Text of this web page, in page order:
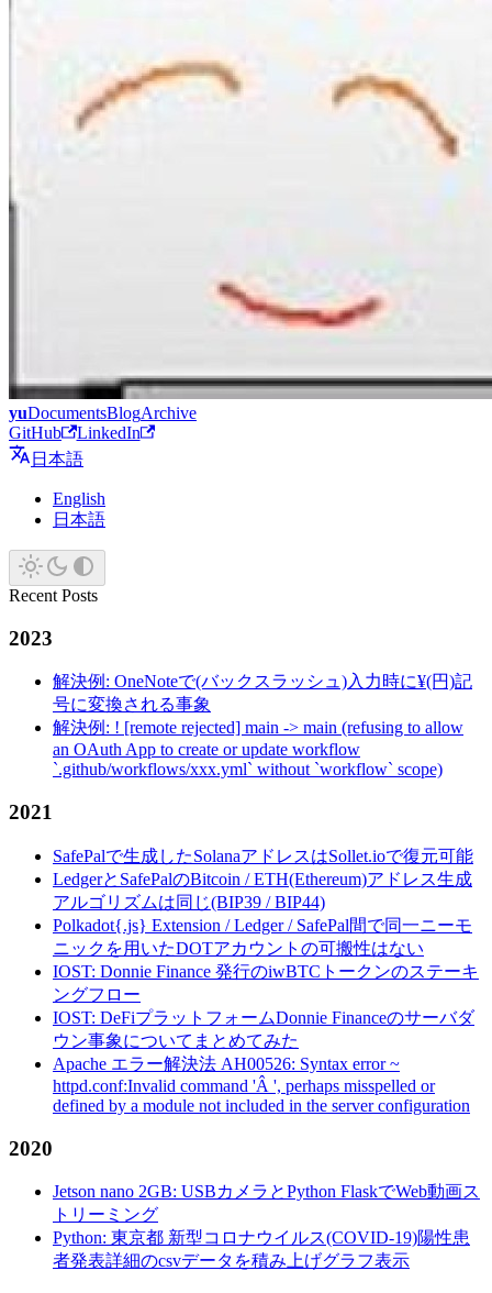
yuDocumentsBlogArchive
GitHub
LinkedIn
日本語
English
日本語
Recent Posts
2023
解決例: OneNoteで(バックスラッシュ)入力時に¥(円)記
号に変換される事象
解決例: ! [remote rejected] main -> main (refusing to allow
an OAuth App to create or update workflow
`.github/workflows/xxx.yml` without `workflow` scope)
2021
SafePalで生成したSolanaアドレスはSollet.ioで復元可能
LedgerとSafePalのBitcoin / ETH(Ethereum)アドレス生成
アルゴリズムは同じ(BIP39 / BIP44)
Polkadot{.js} Extension / Ledger / SafePal間で同一ニーモ
ニックを用いたDOTアカウントの可搬性はない
IOST: Donnie Finance 発行のiwBTCトークンのステーキ
ングフロー
IOST: DeFiプラットフォームDonnie Financeのサーバダ
ウン事象についてまとめてみた
Apache エラー解決法 AH00526: Syntax error ~
httpd.conf:Invalid command 'Â ', perhaps misspelled or
defined by a module not included in the server configuration
2020
Jetson nano 2GB: USBカメラとPython FlaskでWeb動画ス
トリーミング
Python: 東京都 新型コロナウイルス(COVID-19)陽性患
者発表詳細のcsvデータを積み上げグラフ表示